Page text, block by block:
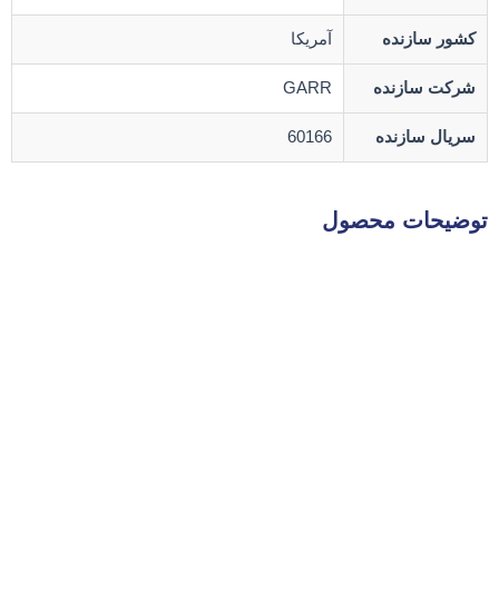
کشور سازنده آمریکا
شرکت سازنده GARR
سریال سازنده 60166
توضیحات محصول